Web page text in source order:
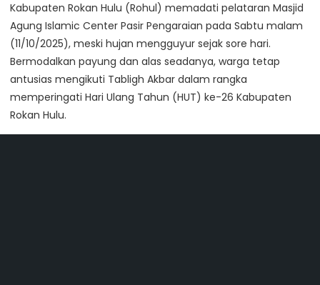
Kabupaten Rokan Hulu (Rohul) memadati pelataran Masjid
Agung Islamic Center Pasir Pengaraian pada Sabtu malam
(11/10/2025), meski hujan mengguyur sejak sore hari.
Bermodalkan payung dan alas seadanya, warga tetap
antusias mengikuti Tabligh Akbar dalam rangka
memperingati Hari Ulang Tahun (HUT) ke-26 Kabupaten
Rokan Hulu.